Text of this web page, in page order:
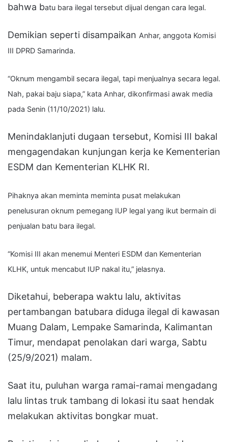
bahwa batu bara ilegal tersebut dijual dengan cara legal.
Demikian seperti disampaikan Anhar, anggota Komisi
III DPRD Samarinda.
“Oknum mengambil secara ilegal, tapi menjualnya secara legal.
Nah, pakai baju siapa,” kata Anhar, dikonfirmasi awak media
pada Senin (11/10/2021) lalu.
Menindaklanjuti dugaan tersebut, Komisi III bakal
mengagendakan kunjungan kerja ke Kementerian
ESDM dan Kementerian KLHK RI.
Pihaknya akan meminta meminta pusat melakukan
penelusuran oknum pemegang IUP legal yang ikut bermain di
penjualan batu bara ilegal.
“Komisi III akan menemui Menteri ESDM dan Kementerian
KLHK, untuk mencabut IUP nakal itu,” jelasnya.
Diketahui, beberapa waktu lalu, aktivitas
pertambangan batubara diduga ilegal di kawasan
Muang Dalam, Lempake Samarinda, Kalimantan
Timur, mendapat penolakan dari warga, Sabtu
(25/9/2021) malam.
Saat itu, puluhan warga ramai-ramai mengadang
lalu lintas truk tambang di lokasi itu saat hendak
melakukan aktivitas bongkar muat.